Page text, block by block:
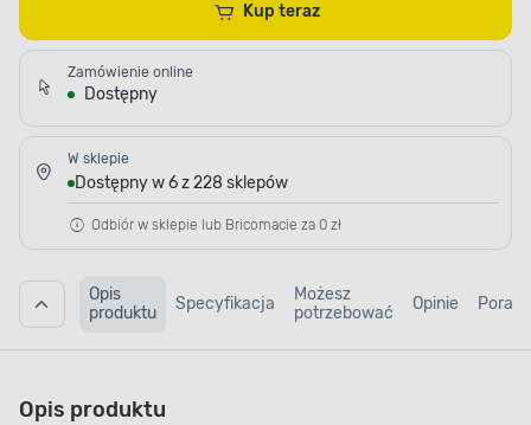
Kup teraz
Zamówienie online
Dostępny
W sklepie
Dostępny w 6 z 228 sklepów
Odbiór w sklepie lub Bricomacie za 0 zł
Opis
produktu
Specyfikacja
Możesz
potrzebować
Opinie Porady
Opis produktu